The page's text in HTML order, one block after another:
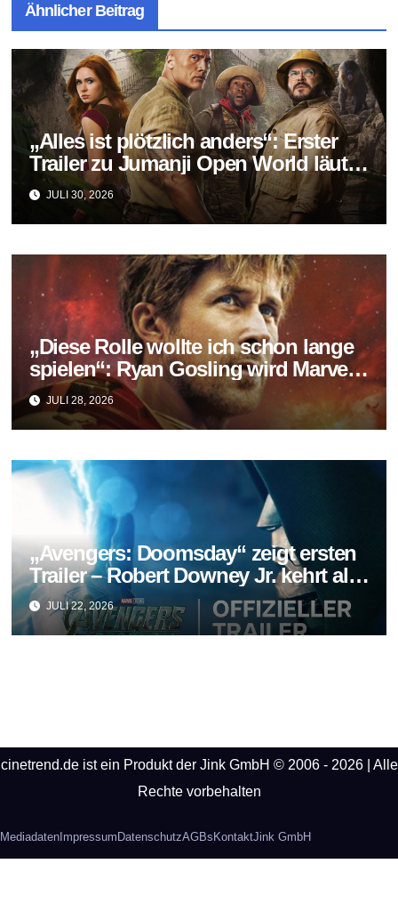
Ähnlicher Beitrag
„Alles ist plötzlich anders“: Erster
Trailer zu Jumanji Open World läutet
das Finale der Reihe ein
JULI 30, 2026
„Diese Rolle wollte ich schon lange
spielen“: Ryan Gosling wird Marvels
neuer Ghost Rider
JULI 28, 2026
„Avengers: Doomsday“ zeigt ersten
Trailer – Robert Downey Jr. kehrt als
Doctor Doom zurück
JULI 22, 2026
cinetrend.de ist ein Produkt der Jink GmbH © 2006 - 2026 | Alle
Rechte vorbehalten
MediadatenImpressumDatenschutzAGBsKontaktJink GmbH